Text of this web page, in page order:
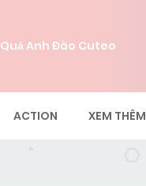
Quả Anh Đào Cuteo
ACTION XEM THÊM